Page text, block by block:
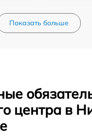
Показать больше
центра в